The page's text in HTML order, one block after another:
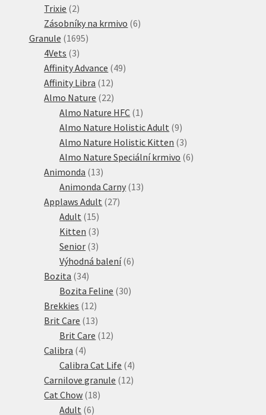
produktů
Trixie 22
produkty
Zásobníky na krmivo 66
Granule 16951695
4Vets 33
produkty
Affinity Advance 4949
Affinity Libra 1212
produktů
Almo Nature 2222
produktů
Almo Nature HFC 1 1
produkt
Almo Nature Holistic Adult 99
produktů
Almo Nature Holistic Kitten 33
produkty
Almo Nature Speciální krmivo 66
Animonda 1313
produktů
Animonda Carny 1313
Applaws Adult 2727
Adult 1515
produktů
Kitten 33
produkty
Senior 33
produkty
Výhodná balení 66
Bozita 3434
produktů
Bozita Feline 3030
Brekkies 1212
produktů
Brit Care 1313
produktů
Brit Care 1212
Calibra 44
produkty
Calibra Cat Life 44
produkty
Carnilove granule 1212
Cat Chow 1818
Adult 66